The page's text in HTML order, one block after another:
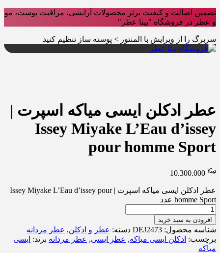
تضمین اصالت و کیفیت برتر محصولات آرایشی، مراقبت پوست، مو
و عطر در فروشگاه "بیتا عطر"
سربرگ را از ویرایش با المنتور > پوسته ساز تنظیم کنید
عطر ادکلن ایسی میاکه اسپرت |
Issey Miyake L’Eau d’issey
pour homme Sport
10.300.000
عطر ادکلن ایسی میاکه اسپرت | Issey Miyake L’Eau d’issey pour
homme Sport عدد
افزودن به سبد خرید
شناسه محصول: DEJ2473 دسته: عطر و ادکلن, عطر مردانه
برچسب: ادکلن ایسی میاکه, عطر ایسی, عطر مردانه برند: ایسی
میاکه